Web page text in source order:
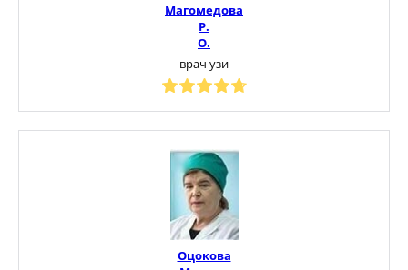
Магомедова
Р.
О.
врач узи
Оцокова